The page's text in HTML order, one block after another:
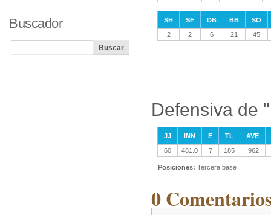
SH SF DB BB
SO
2
2 6 21 45
Defensiva de
JJ INN E TL
AVE
60
481.0 7 185 .962
Posiciones: Tercera base
0
Buscador